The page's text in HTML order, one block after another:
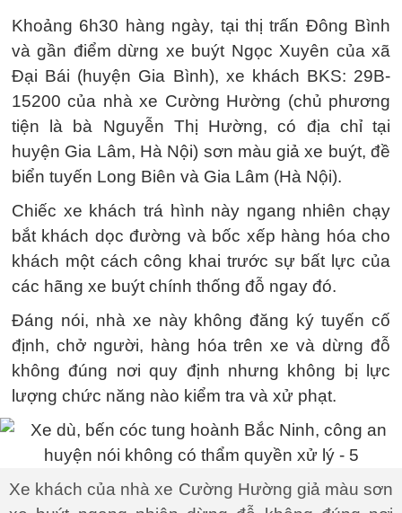
Khoảng 6h30 hàng ngày, tại thị trấn Đông Bình
và gần điểm dừng xe buýt Ngọc Xuyên của xã
Đại Bái (huyện Gia Bình), xe khách BKS: 29B-
15200 của nhà xe Cường Hường (chủ phương
tiện là bà Nguyễn Thị Hường, có địa chỉ tại
huyện Gia Lâm, Hà Nội) sơn màu giả xe buýt, đề
biển tuyến Long Biên và Gia Lâm (Hà Nội).
Chiếc xe khách trá hình này ngang nhiên chạy
bắt khách dọc đường và bốc xếp hàng hóa cho
khách một cách công khai trước sự bất lực của
các hãng xe buýt chính thống đỗ ngay đó.
Đáng nói, nhà xe này không đăng ký tuyến cố
định, chở người, hàng hóa trên xe và dừng đỗ
không đúng nơi quy định nhưng không bị lực
lượng chức năng nào kiểm tra và xử phạt.
Xe khách của nhà xe Cường Hường giả màu sơn